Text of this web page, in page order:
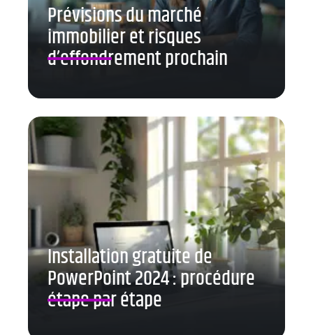
Prévisions du marché
immobilier et risques
d’effondrement prochain
Installation gratuite de
PowerPoint 2024 : procédure
étape par étape